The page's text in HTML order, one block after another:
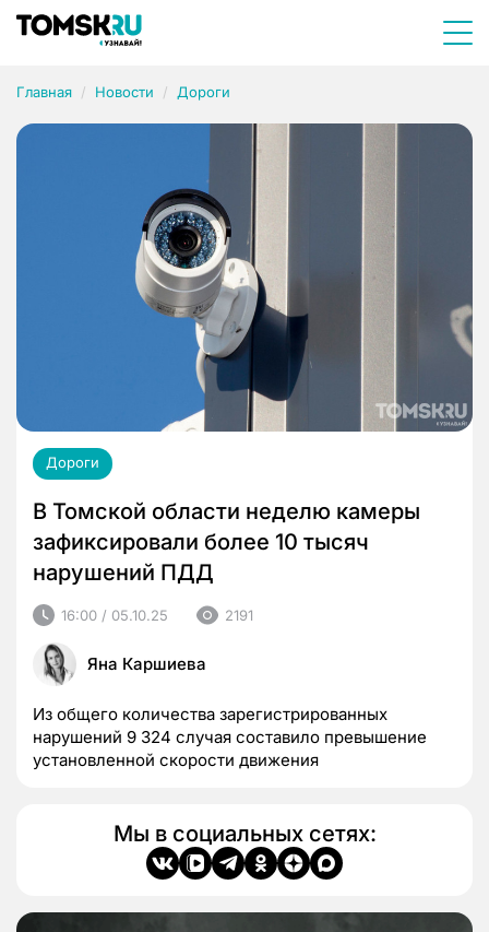
Главная Новости Дороги
Дороги
В Томской области неделю камеры
зафиксировали более 10 тысяч
нарушений ПДД
16:00 / 05.10.25 2191
Яна Каршиева
Из общего количества зарегистрированных
нарушений 9 324 случая составило превышение
установленной скорости движения
Мы в социальных сетях: